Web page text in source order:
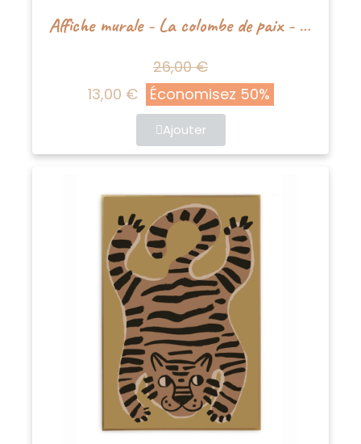
Affiche murale - La colombe de paix - Studioloco
26,00 €
13,00 €
Économisez 50%
Ajouter